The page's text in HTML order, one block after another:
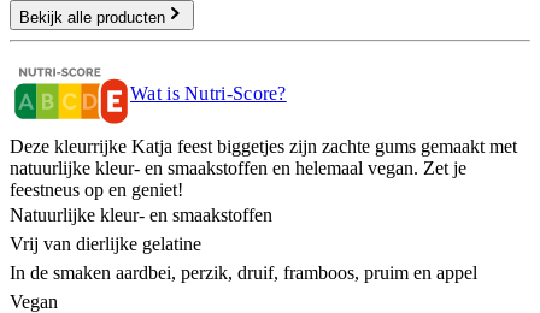
Bekijk alle producten
Wat is Nutri-Score?
Deze kleurrijke Katja feest biggetjes zijn zachte gums gemaakt met
natuurlijke kleur- en smaakstoffen en helemaal vegan. Zet je
feestneus op en geniet!
Natuurlijke kleur- en smaakstoffen
Vrij van dierlijke gelatine
In de smaken aardbei, perzik, druif, framboos, pruim en appel
Vegan